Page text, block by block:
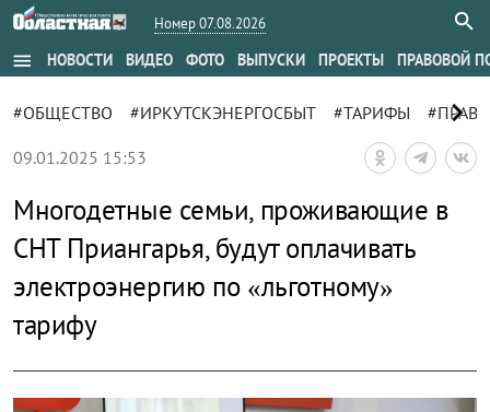
Номер 07.08.2026
menu НОВОСТИ ВИДЕО ФОТО ВЫПУСКИ ПРОЕКТЫ ПРАВОВОЙ
#ОБЩЕСТВО #ИРКУТСКЭНЕРГОСБЫТ #ТАРИФЫ chevron_right
09.01.2025 15:53
Многодетные семьи, проживающие в
СНТ Приангарья, будут оплачивать
электроэнергию по «льготному»
тарифу